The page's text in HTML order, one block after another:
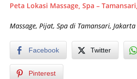
Peta Lokasi Massage, Spa –
Massage, Pijat, Spa di Tamansari,
Facebook Twitter
Pinterest